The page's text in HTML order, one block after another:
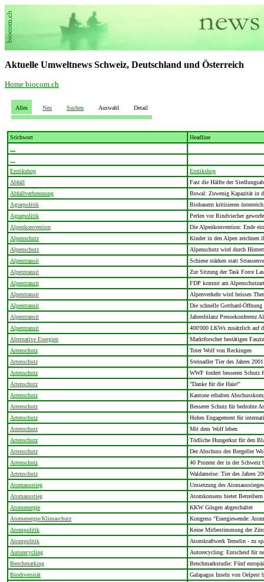
Aktuelle Umweltnews Schweiz, Deutschland und Österreich
Home biocom.ch
Alles Neu Suchen Auswahl Detail
Stichwort
Headline
Erotikshop
Erotikshop
Abfall
Fast die Hälfte der
Abfallverbrennung
Buwal: Zuwenig Kapazität in
Agrarpolitik
Biobauern kritisieren
Agrarpolitik
Perlen vor Rindviecher
Alpenkonvention
Die Alpenkonvention: Ende
Alpenschutz
Kinder in den Alpen zeichnen
Alpenschutz
Alpenschutz wird durch
Alpentransit
Schiene stärken statt
Alpentransit
Zur Sitzung der Task Force
Alpentransit
FDP kommt am
Alpentransit
Alpenverkehr wird heisses
Alpentransit
Die schnelle Gotthard-
Alpentransit
Jahresbilanz Pressekonferenz
Alpentransit
400'000 LKWs zusätzlich auf
Alternative Energien
Marktforscher bestätigen
Artenschutz
Toter Wolf von Reckingen
Artenschutz
Steinadler Tier des Jahres 2001
Artenschutz
WWF fordert besseren Schutz
Artenschutz
"Danke für die Haie!"
Artenschutz
Kantone erhalten
Artenschutz
Besserer Schutz für bedrohte
Artenschutz
Hohes Engagement für
Artenschutz
Mit dem Wolf leben
Artenschutz
Tödliche Hungerkur für den
Artenschutz
Der Abschuss des Bergeller
Artenschutz
40 Prozent der in der Schweiz
Artenschutz
Waldameise: Tier des Jahres
Atomausstieg
Umsetzung des Atomausstieges
Atomausstieg
Atomkonsens bietet
Atomenergie
KKW Gösgen abgeschaltet
Atomenergie/Klimaschutz
Kongress "Energiewende:
Atompolitik
Keine Mitbestimmung der
Atompolitik
Atomkraftwerk Temelin - zu
Autorecycling
Autorecycling: Entscheid für
Benchmarking
Benchmarkstudie: Fünf
Biodiversität
Galapagos Inseln von Oelpest